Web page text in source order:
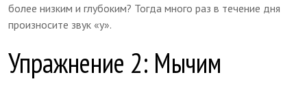
более низким и глубоким? Тогда много раз в течение дня
произносите звук «у».
Упражнение 2: Мычим